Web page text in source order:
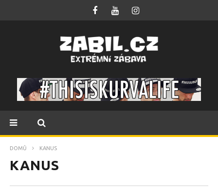
DOMŮ KANUS
KANUS